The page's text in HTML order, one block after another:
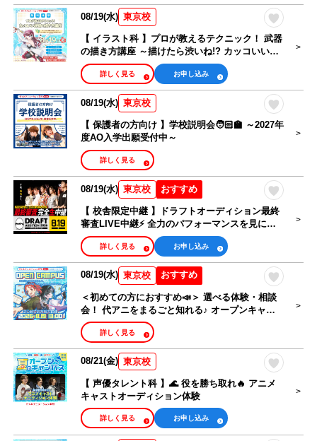
08/19(水) 東京校
【 イラスト科 】プロが教えるテクニック！ 武器
の描き方講座 ～描けたら渋いね!? カッコいい銃
編～
お申し込み
詳しく見る
08/19(水) 東京校
【 保護者の方向け 】学校説明会🧑🏻‍🏫 ～2027年
度AO入学出願受付中～
詳しく見る
おすすめ
08/19(水) 東京校
【 校舎限定中継 】ドラフトオーディション最終
審査LIVE中継⚡️ 全力のパフォーマンスを見に行
こう🕺🏻
お申し込み
詳しく見る
おすすめ
08/19(水) 東京校
＜初めての方におすすめ📣＞ 選べる体験・相談
会！ 代アニをまるごと知れる♪ オープンキャン
パス🎉
詳しく見る
08/21(金) 東京校
【 声優タレント科 】🌊 役を勝ち取れ🔥 アニメ
キャストオーディション体験
お申し込み
詳しく見る